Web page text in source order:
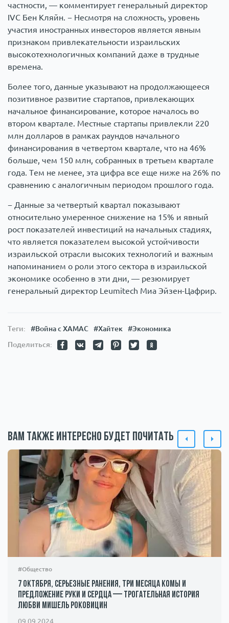
частности, — комментирует генеральный директор
IVC Бен Кляйн. − Несмотря на сложность, уровень
участия иностранных инвесторов является явным
признаком привлекательности израильских
высокотехнологичных компаний даже в трудные
времена.
Более того, данные указывают на продолжающееся
позитивное развитие стартапов, привлекающих
начальное финансирование, которое началось во
втором квартале. Местные стартапы привлекли 220
млн долларов в рамках раундов начального
финансирования в четвертом квартале, что на 46%
больше, чем 150 млн, собранных в третьем квартале
года. Тем не менее, эта цифра все еще ниже на 26% по
сравнению с аналогичным периодом прошлого года.
− Данные за четвертый квартал показывают
относительно умеренное снижение на 15% и явный
рост показателей инвестиций на начальных стадиях,
что является показателем высокой устойчивости
израильской отрасли высоких технологий и важным
напоминанием о роли этого сектора в израильской
экономике особенно в эти дни, — резюмирует
генеральный директор Leumitech Миа Эйзен-Цафрир.
Теги: #Война с ХАМАС #Хайтек
#Экономика
Поделиться:
Вам также интересно будет почитать
#Общество
7 октября, серьезные ранения, три месяца комы и
предложение руки и сердца — трогательная история
любви Мишель Роковицин